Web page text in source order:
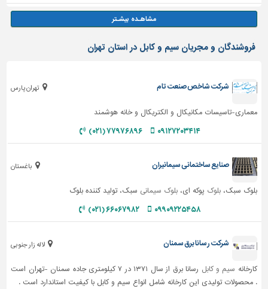
فروشندگان و مجریان سیم و کابل در استان تهران
تهران پارس شرکت شاخص صنعت تام
معماری-تاسیسات مکانیکال و الکتریکال و خانه هوشمند
۰۹۱۲۷۲۰۳۴۱۴ ۷۷۹۷۶۸۹۶ (۰۲۱)
باغستان صنایع ساختمانی سیمانیران
بلوک سبک،بلوک پوکه ای،بلوک سیمانی سبک، تولید کننده بلوک
۰۹۹۰۹۲۲۵۴۵۸ ۶۶۰۶۷۹۸۲ (۰۲۱)
لاله زار جنوبی شرکت رسانا برق سمنان
کارخانه سیم و کابل
رسانا برق از سال ۱۳۷۱ در ۷ کیلومتری جاده سمنان -تهران است
. محصولات تولیدی این کارخانه شامل انواع سیم و کابل با کیفیت استاندارد است .